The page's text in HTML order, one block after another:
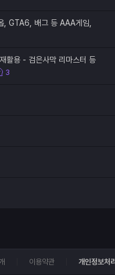
, GTA6, 배그 등 AAA게임,
용 - 검은사막 리마스터 등
3
이용약관 개인정보처